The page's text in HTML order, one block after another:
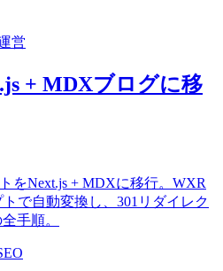
営
+ MDXブログに移
をNext.js + MDXに移行。WXR
で自動変換し、301リダイレク
手順。